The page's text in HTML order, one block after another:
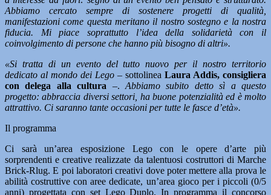
Abbiamo cercato sempre di sostenere progetti di qualità,
manifestazioni come questa meritano il nostro sostegno e la nostra
fiducia. Mi piace soprattutto l’idea della solidarietà con il
coinvolgimento di persone che hanno più bisogno di altri».
«Si tratta di un evento del tutto nuovo per il nostro territorio
dedicato al mondo dei Lego – sottolinea Laura Addis, consigliera
con delega alla cultura –.Abbiamo subito detto sì a questo
progetto: abbraccia diversi settori, ha buone potenzialità ed è molto
attrattivo. Ci saranno tante occasioni per tutte le fasce d’età».
Il programma
Ci sarà un’area esposizione Lego con le opere d’arte più
sorprendenti e creative realizzate da talentuosi costruttori di Marche
Brick-Rlug. E poi laboratori creativi dove poter mettere alla prova le
abilità costruttive con aree dedicate, un’area gioco per i piccoli (0/5
anni) progettata con set Lego Duplo. In programma il concorso